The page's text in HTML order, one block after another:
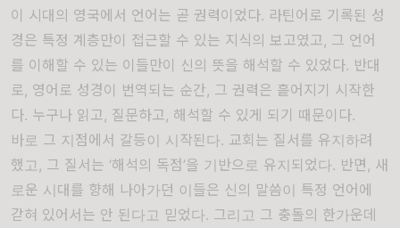
이 시대의 영국에서 언어는 곧 권력이었다. 라틴어로 기록된 성
경은 특정 계층만이 접근할 수 있는 지식의 보고였고, 그 언어
를 이해할 수 있는 이들만이 신의 뜻을 해석할 수 있었다. 반대
로, 영어로 성경이 번역되는 순간, 그 권력은 흩어지기 시작한
다. 누구나 읽고, 질문하고, 해석할 수 있게 되기 때문이다.
바로 그 지점에서 갈등이 시작된다. 교회는 질서를 유지하려
했고, 그 질서는 ‘해석의 독점’을 기반으로 유지되었다. 반면, 새
로운 시대를 향해 나아가던 이들은 신의 말씀이 특정 언어에
갇혀 있어서는 안 된다고 믿었다. 그리고 그 충돌의 한가운데